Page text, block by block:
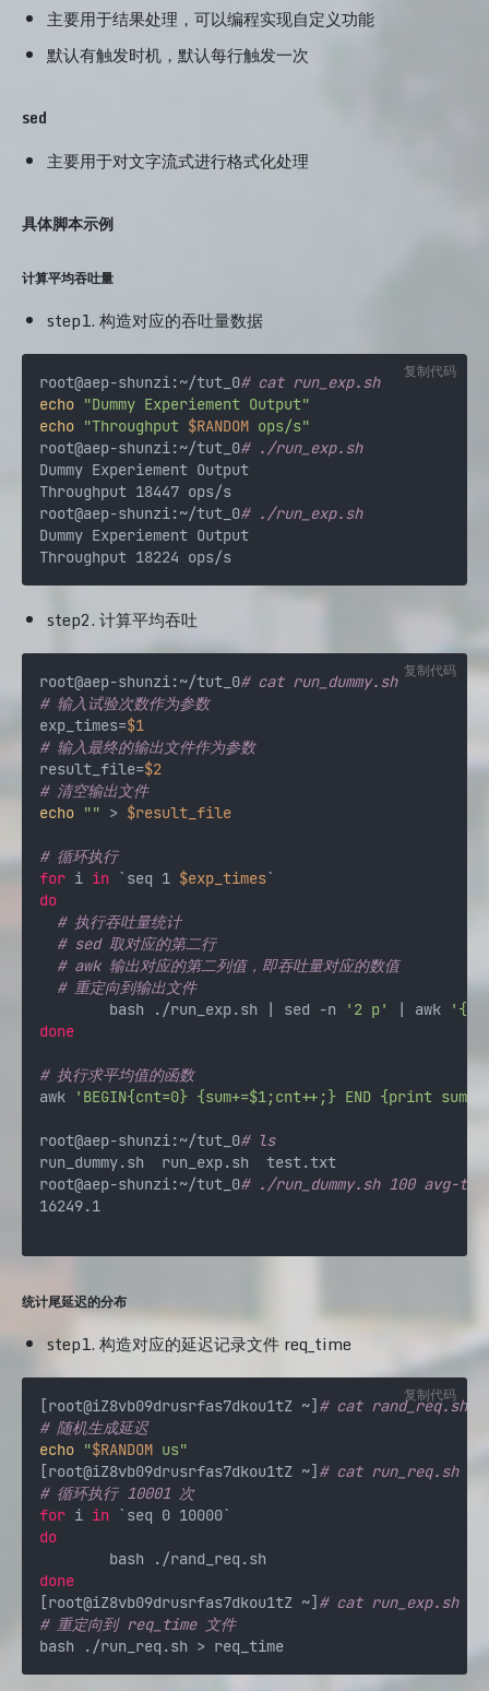
主要用于结果处理，可以编程实现自定义功能
默认有触发时机，默认每行触发一次
sed
主要用于对文字流式进行格式化处理
具体脚本示例
计算平均吞吐量
step1. 构造对应的吞吐量数据
root@aep-shunzi:~/tut_0# cat run_exp.sh
echo "Dummy Experiement Output"
echo "Throughput $RANDOM ops/s"
root@aep-shunzi:~/tut_0# ./run_exp.sh
Dummy Experiement Output
Throughput 18447 ops/s
root@aep-shunzi:~/tut_0# ./run_exp.sh
Dummy Experiement Output
复制代码
step2. 计算平均吞吐
root@aep-shunzi:~/tut_0# cat run_dummy.sh
# 输入试验次数作为参数
exp_times=$1
# 输入最终的输出文件作为参数
result_file=$2
# 清空输出文件
echo "" > $result_file
# 循环执行
for i in `seq 1 $exp_times
do
# 执行吞吐量统计
# sed 取对应的第二行
# awk 输出对应的第二列值，即吞吐量对应的数值
# 重定向到输出文件
	bash ./run_exp.sh | sed -n
'2 p' | awk
done
# 执行求平均值的函数
awk
'BEGIN{cnt=0} {sum+=$1;cnt++;} END {print sum/
root@aep-shunzi:~/tut_0# ls
run_dummy.sh  run_exp.sh  test.txt
root@aep-shunzi:~/tut_0# ./run_dummy.sh 100 avg-
16249.1
复制代码
统计尾延迟的分布
step1. 构造对应的延迟记录文件 req_time
[root@iZ8vb09drusrfas7dkou1tZ ~] # cat rand_req.sh
# 随机生成延迟
echo "$RANDOM us"
[root@iZ8vb09drusrfas7dkou1tZ ~] # cat run_req.sh
# 循环执行 10001 次
for i in
do
done
[root@iZ8vb09drusrfas7dkou1tZ ~] # cat run_exp.sh
# 重定向到 req_time 文件
复制代码